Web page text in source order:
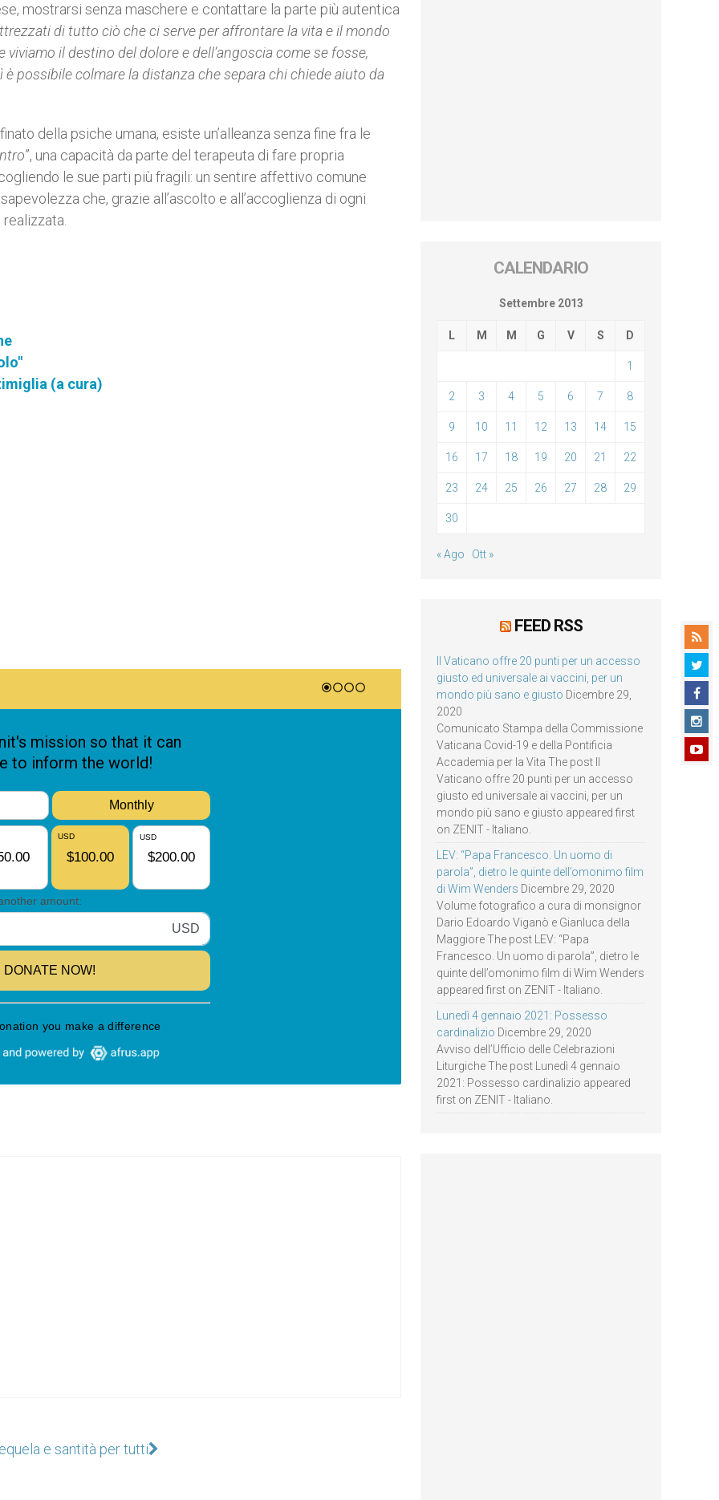
mostrarsi senza maschere e contattare la parte più autentica
di tutto ciò che ci serve per affrontare la vita e il mondo
il destino del dolore e dell’angoscia come se fosse,
possibile colmare la distanza che separa chi chiede aiuto da
della psiche umana, esiste un’alleanza senza fine fra le
”, una capacità da parte del terapeuta di fare propria
le sue parti più fragili: un sentire affettivo comune
che, grazie all’ascolto e all’accoglienza di ogni
(a cura)
e santità per tutti
CALENDARIO
Settembre 2013
L M M G V S D
1
2 3 4 5 6 7 8
9 10 11 12 13 14 15
16 17 18 19 20 21 22
23 24 25 26 27 28 29
30
« Ago Ott »
FEED RSS
Il Vaticano offre 20 punti per un accesso
giusto ed universale ai vaccini, per un
mondo più sano e giusto Dicembre 29,
2020
Comunicato Stampa della Commissione
Vaticana Covid-19 e della Pontificia
Accademia per la Vita The post Il
Vaticano offre 20 punti per un accesso
giusto ed universale ai vaccini, per un
mondo più sano e giusto appeared first
on ZENIT - Italiano.
LEV: “Papa Francesco. Un uomo di
parola”, dietro le quinte dell’omonimo film
di Wim Wenders Dicembre 29, 2020
Volume fotografico a cura di monsignor
Dario Edoardo Viganò e Gianluca della
Maggiore The post LEV: “Papa
Francesco. Un uomo di parola”, dietro le
quinte dell’omonimo film di Wim Wenders
appeared first on ZENIT - Italiano.
Lunedì 4 gennaio 2021: Possesso
cardinalizio Dicembre 29, 2020
Avviso dell’Ufficio delle Celebrazioni
Liturgiche The post Lunedì 4 gennaio
2021: Possesso cardinalizio appeared
first on ZENIT - Italiano.